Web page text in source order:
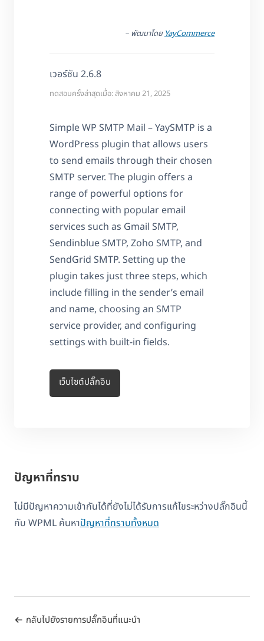
– พัฒนาโดย YayCommerce
เวอร์ชัน 2.6.8
ทดสอบครั้งล่าสุดเมื่อ: สิงหาคม 21, 2025
Simple WP SMTP Mail – YaySMTP is a
WordPress plugin that allows users
to send emails through their chosen
SMTP server. The plugin offers a
range of powerful options for
connecting with popular email
services such as Gmail SMTP,
Sendinblue SMTP, Zoho SMTP, and
SendGrid SMTP. Setting up the
plugin takes just three steps, which
include filling in the sender’s email
and name, choosing an SMTP
service provider, and configuring
settings with built-in fields.
เว็บไซต์ปลั๊กอิน
ปัญหาที่ทราบ
ไม่มีปัญหาความเข้ากันได้ที่ยังไม่ได้รับการแก้ไขระหว่างปลั๊กอินนี้
กับ WPML ค้นหาปัญหาที่ทราบทั้งหมด
กลับไปยังรายการปลั๊กอินที่แนะนำ